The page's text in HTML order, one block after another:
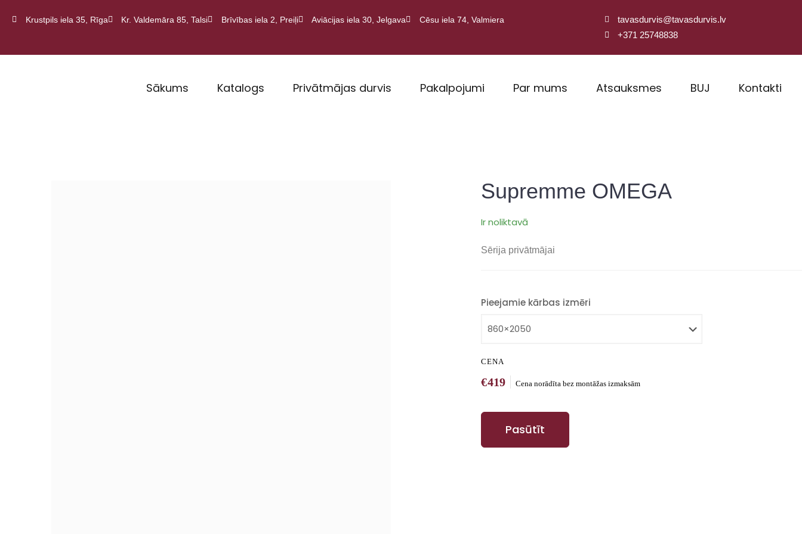
Krustpils iela 35, Rīga Kr. Valdemāra 85, Talsi Brīvības iela 2, Preiļi Aviācijas iela 30, Jelgava Cēsu iela 74, Valmiera
tavasdurvis@tavasdurvis.lv
+371 25748838
Sākums Katalogs Privātmājas durvis Pakalpojumi Par mums Atsauksmes BUJ Kontakti
Supremme OMEGA
Ir noliktavā
Sērija privātmājai
Pieejamie kārbas izmēri
CENA
€419 Cena norādīta bez montāžas izmaksām
Pasūtīt